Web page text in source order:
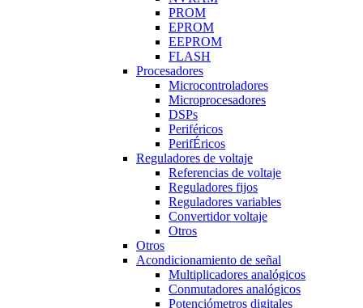
PROM
EPROM
EEPROM
FLASH
Procesadores
Microcontroladores
Microprocesadores
DSPs
Periféricos
PerifÉricos
Reguladores de voltaje
Referencias de voltaje
Reguladores fijos
Reguladores variables
Convertidor voltaje
Otros
Otros
Acondicionamiento de señal
Multiplicadores analógicos
Conmutadores analógicos
Potenciómetros digitales